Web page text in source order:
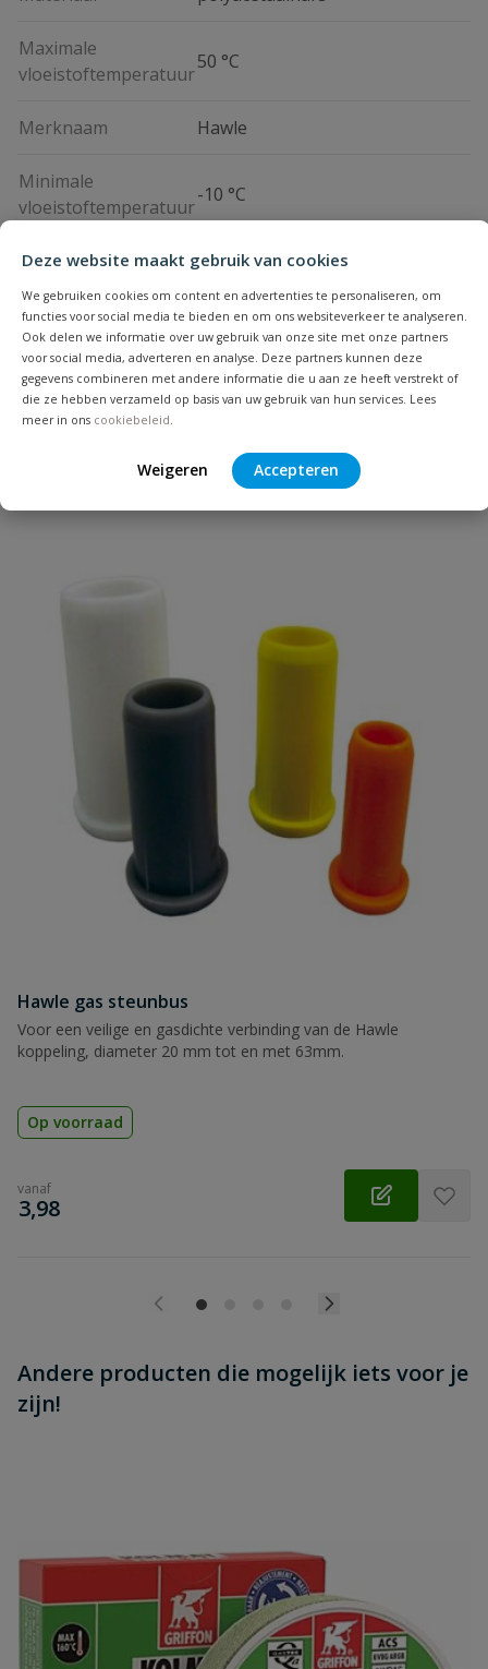
Deze website maakt gebruik van cookies
We gebruiken cookies om content en advertenties te personaliseren, om
functies voor social media te bieden en om ons websiteverkeer te analyseren.
Ook delen we informatie over uw gebruik van onze site met onze partners
voor social media, adverteren en analyse. Deze partners kunnen deze
gegevens combineren met andere informatie die u aan ze heeft verstrekt of
die ze hebben verzameld op basis van uw gebruik van hun services. Lees
meer in ons cookiebeleid
Weigeren Accepteren
Maximale
vloeistoftemperatuur
50 °C
Merknaam Hawle
Minimale
vloeistoftemperatuur
-10 °C
Geen vragen
Heb je zelf ook een vraag over
Beoordelingen
Je beoordeelt:Hawle tyleenkoppeling gas 20 mm x
1/2" buitendraad
Beoordeling
Beoordeling versturen
Hawle gas steunbus
Voor een veilige en gasdichte verbinding van de Hawle
koppeling, diameter 20 mm tot en met 63mm.
Op voorraad
vanaf
€
3,98
Andere producten die mogelijk iets voor je
zijn!